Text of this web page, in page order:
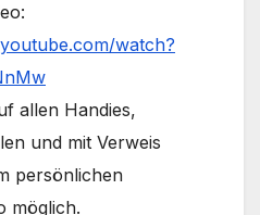
watch?
allen Handies,
und mit Verweis
persönlichen
möglich.